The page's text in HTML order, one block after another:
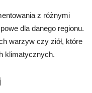
z różnymi
dla danego regionu.
warzyw czy ziół, które
klimatycznych.